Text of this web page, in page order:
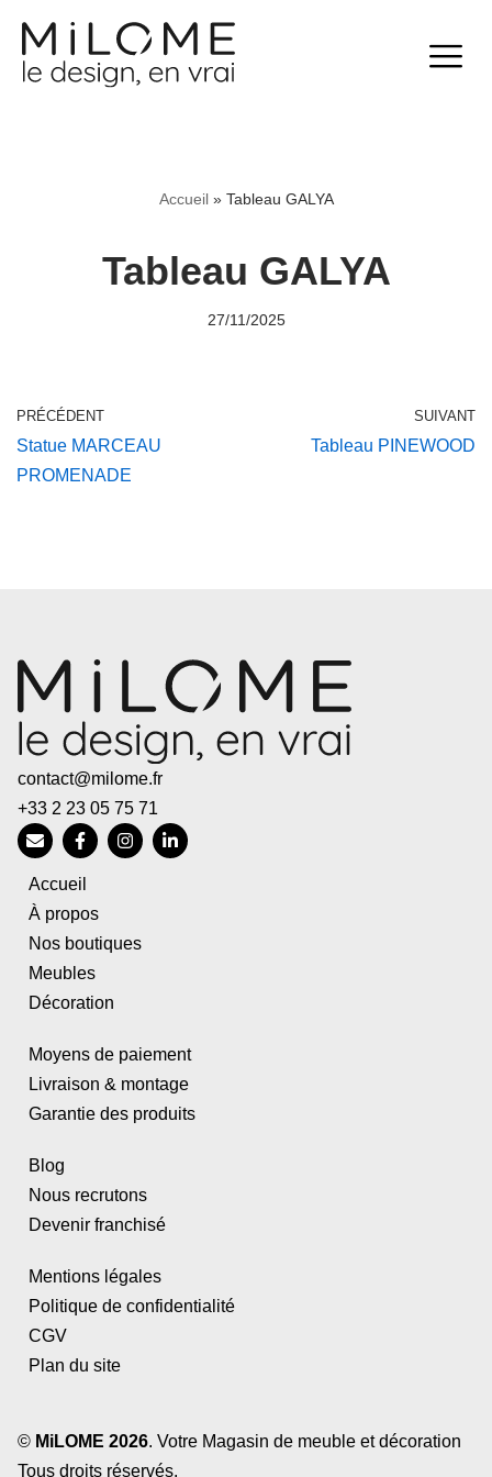
Aller
Accueil» Tableau GALYA
Tableau GALYA
27/11/2025
PRÉCÉDENT
Statue MARCEAU
PROMENADE
SUIVANT
Tableau PINEWOOD
Accueil
À propos
Nos boutiques
Meubles
Décoration
Moyens de paiement
Livraison & montage
Garantie des produits
Blog
Nous recrutons
Devenir franchisé
Mentions légales
Politique de confidentialité
CGV
Plan du site
contact@milome.fr
+33 2 23 05 75 71
© MiLOME 2026. Votre Magasin de meuble et décoration
Tous droits réservés.